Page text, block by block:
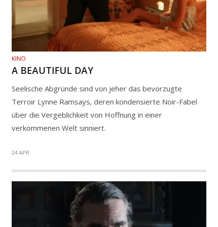
KINO
A BEAUTIFUL DAY
Seelische Abgründe sind von jeher das bevorzugte
Terroir Lynne Ramsays, deren kondensierte Noir-Fabel
über die Vergeblichkeit von Hoffnung in einer
verkommenen Welt sinniert.
24 APR.